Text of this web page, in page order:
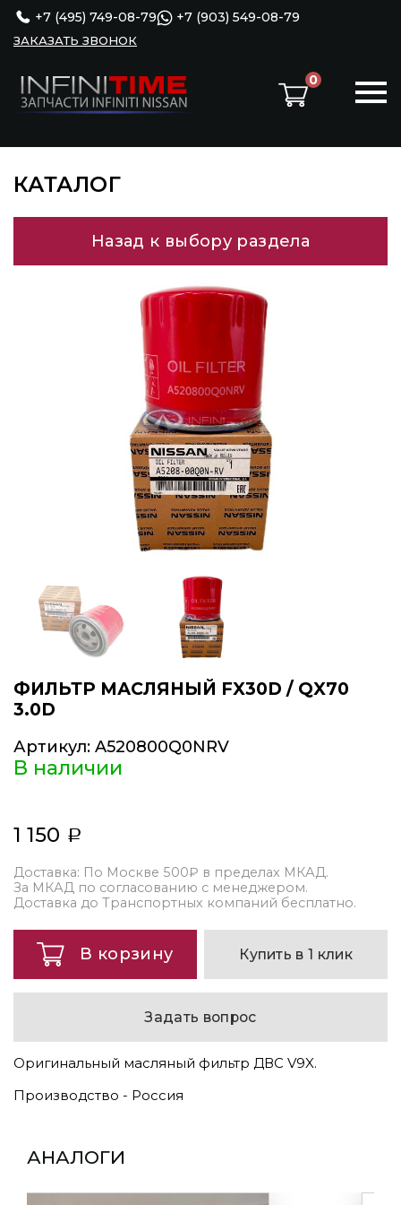
+7 (495) 749-08-79 +7 (903) 549-08-79
ЗАКАЗАТЬ ЗВОНОК
0
КАТАЛОГ
Назад к выбору раздела
ФИЛЬТР МАСЛЯНЫЙ FX30D / QX70
3.0D
Артикул: A520800Q0NRV
В наличии
1 150
Доставка: По Москве 500₽ в пределах МКАД.
За МКАД по согласованию с менеджером.
Доставка до Транспортных компаний бесплатно.
В корзину Купить в 1 клик
Задать вопрос
Оригинальный масляный фильтр ДВС V9X.
Производство - Россия
АНАЛОГИ